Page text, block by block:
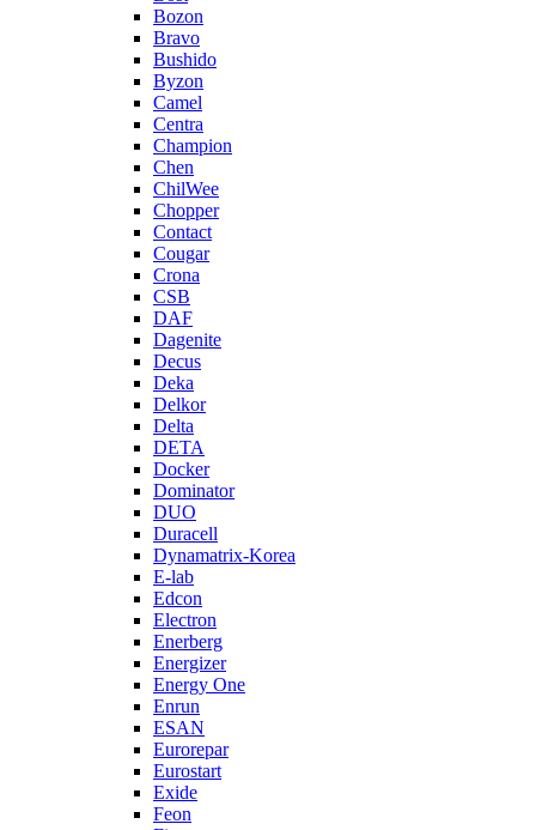
Bozon
Bravo
Bushido
Byzon
Camel
Centra
Champion
Chen
ChilWee
Chopper
Contact
Cougar
Crona
CSB
DAF
Dagenite
Decus
Deka
Delkor
Delta
DETA
Docker
Dominator
DUO
Duracell
Dynamatrix-Korea
E-lab
Edcon
Electron
Enerberg
Energizer
Energy One
Enrun
ESAN
Eurorepar
Eurostart
Exide
Feon